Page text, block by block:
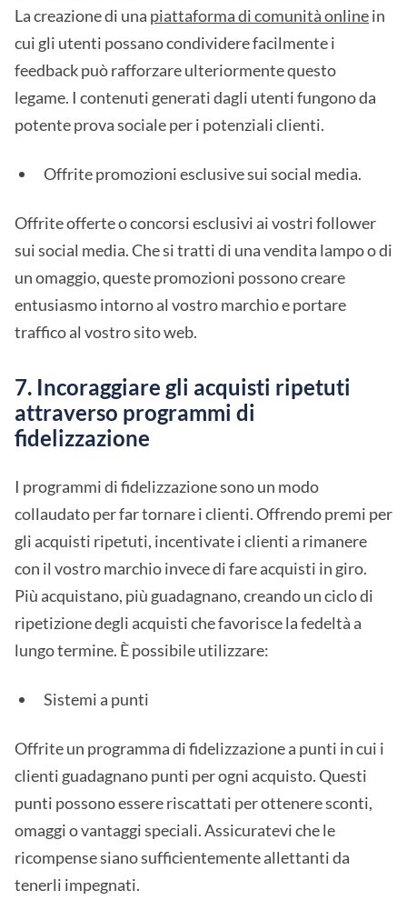
La creazione di una piattaforma di comunità onlinein
cui gli utenti possano condividere facilmente i
feedback può rafforzare ulteriormente questo
legame. I contenuti generati dagli utenti fungono da
potente prova sociale per i potenziali clienti.
Offrite promozioni esclusive sui social media.
Offrite offerte o concorsi esclusivi ai vostri follower
sui social media. Che si tratti di una vendita lampo o di
un omaggio, queste promozioni possono creare
entusiasmo intorno al vostro marchio e portare
traffico al vostro sito web.
7. Incoraggiare gli acquisti ripetuti
attraverso programmi di
fidelizzazione
I programmi di fidelizzazione sono un modo
collaudato per far tornare i clienti. Offrendo premi per
gli acquisti ripetuti, incentivate i clienti a rimanere
con il vostro marchio invece di fare acquisti in giro.
Più acquistano, più guadagnano, creando un ciclo di
ripetizione degli acquisti che favorisce la fedeltà a
lungo termine. È possibile utilizzare:
Sistemi a punti
Offrite un programma di fidelizzazione a punti in cui i
clienti guadagnano punti per ogni acquisto. Questi
punti possono essere riscattati per ottenere sconti,
omaggi o vantaggi speciali. Assicuratevi che le
ricompense siano sufficientemente allettanti da
tenerli impegnati.